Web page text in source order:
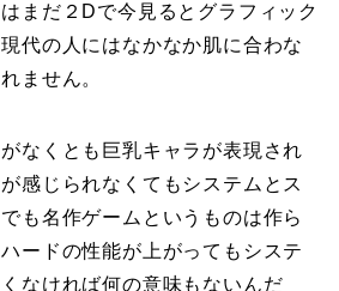
まだ２Dで今見るとグラフィック
代の人にはなかなか肌に合わな
ません。
なくとも巨乳キャラが表現され
感じられなくてもシステムとス
も名作ゲームというものは作ら
ードの性能が上がってもシステ
なければ何の意味もないんだ